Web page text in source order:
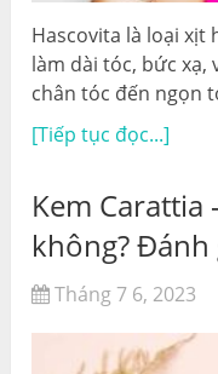
Hascovita là loại
làm dài tóc, bức xạ,
chân tóc đến ngọn
[Tiếp tục đọc...]
Kem Carattia
không? Đánh
Tháng 7 6, 2023